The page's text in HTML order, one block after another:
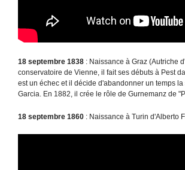
18 septembre 1838 : Naissance à Graz (Autriche
conservatoire de Vienne, il fait ses débuts à Pest
est un échec et il décide d'abandonner un temps
Garcia. En 1882, il crée le rôle de Gurnemanz de
18 septembre 1860 : Naissance à Turin d'Alberto